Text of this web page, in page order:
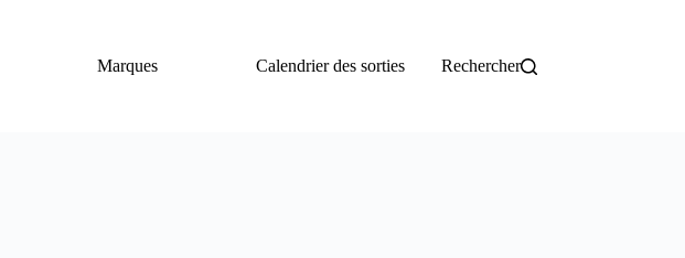
Marques Calendrier des sorties Rechercher